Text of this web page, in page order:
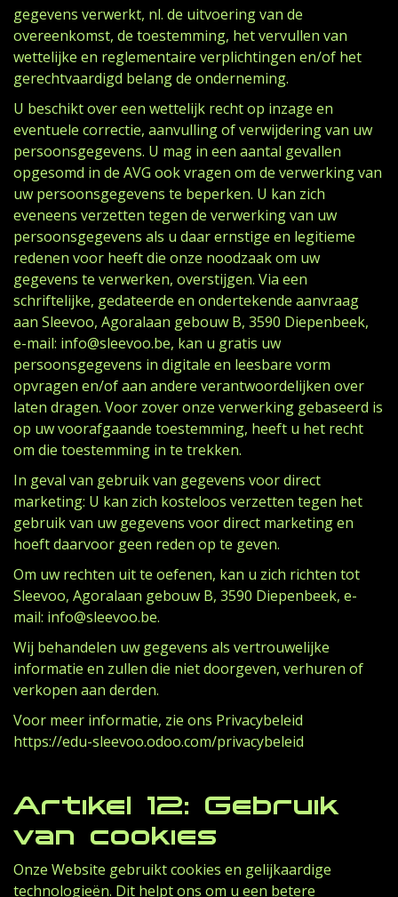
gegevens verwerkt, nl. de uitvoering van de
overeenkomst, de toestemming, het vervullen van
wettelijke en reglementaire verplichtingen en/of het
gerechtvaardigd belang de onderneming.
U beschikt over een wettelijk recht op inzage en
eventuele correctie, aanvulling of verwijdering van uw
persoonsgegevens. U mag in een aantal gevallen
opgesomd in de AVG ook vragen om de verwerking van
uw persoonsgegevens te beperken. U kan zich
eveneens verzetten tegen de verwerking van uw
persoonsgegevens als u daar ernstige en legitieme
redenen voor heeft die onze noodzaak om uw
gegevens te verwerken, overstijgen. Via een
schriftelijke, gedateerde en ondertekende aanvraag
aan Sleevoo, Agoralaan gebouw B, 3590 Diepenbeek,
e-mail: info@sleevoo.be, kan u gratis uw
persoonsgegevens in digitale en leesbare vorm
opvragen en/of aan andere verantwoordelijken over
laten dragen. Voor zover onze verwerking gebaseerd is
op uw voorafgaande toestemming, heeft u het recht
om die toestemming in te trekken.
In geval van gebruik van gegevens voor direct
marketing: U kan zich kosteloos verzetten tegen het
gebruik van uw gegevens voor direct marketing en
hoeft daarvoor geen reden op te geven.
Om uw rechten uit te oefenen, kan u zich richten tot
Sleevoo, Agoralaan gebouw B, 3590 Diepenbeek, e-
mail: info@sleevoo.be.
Wij behandelen uw gegevens als vertrouwelijke
informatie en zullen die niet doorgeven, verhuren of
verkopen aan derden.
Voor meer informatie, zie ons Privacybeleid
https://edu-sleevoo.odoo.com/privacybeleid
Artikel 12: Gebruik
van cookies
Onze Website gebruikt cookies en gelijkaardige
technologieën. Dit helpt ons om u een betere